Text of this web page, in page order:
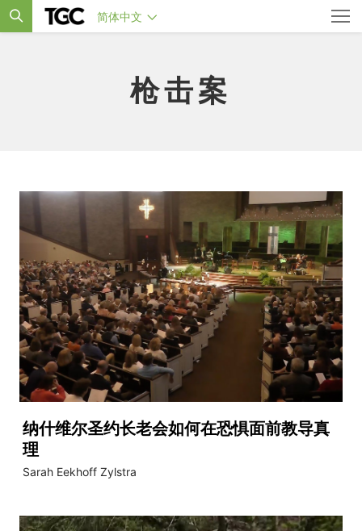
简体中文
枪击案
纳什维尔圣约长老会如何在恐惧面前教导真
理
Sarah Eekhoff Zylstra